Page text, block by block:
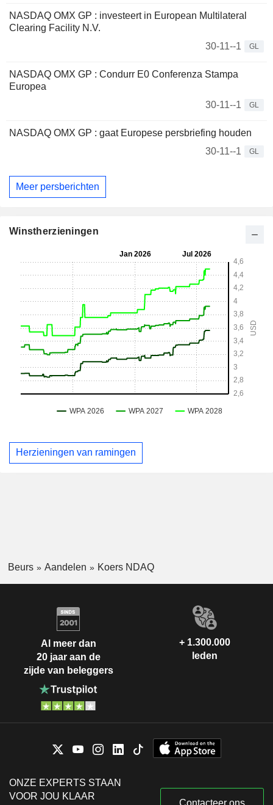
NASDAQ OMX GP : investeert in European Multilateral
Clearing Facility N.V.
30-11--1
GL
NASDAQ OMX GP : Condurr E0 Conferenza Stampa
Europea
30-11--1
GL
NASDAQ OMX GP : gaat Europese persbriefing houden
30-11--1
GL
Meer persberichten
Winstherzieningen
Herzieningen van ramingen
Beurs Aandelen Koers NDAQ
Al meer dan
20 jaar aan de
zijde van beleggers
+ 1.300.000
leden
ONZE EXPERTS STAAN
VOOR JOU KLAAR